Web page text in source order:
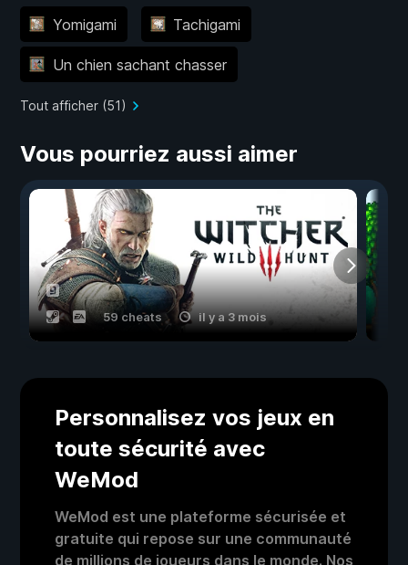
Yomigami Tachigami
Un chien sachant chasser
Tout afficher (51)
Vous pourriez aussi aimer
59 cheats il y a 3 mois
Personnalisez vos jeux en
toute sécurité avec
WeMod
WeMod est une plateforme sécurisée et
gratuite qui repose sur une communauté
de millions de joueurs dans le monde. Nos